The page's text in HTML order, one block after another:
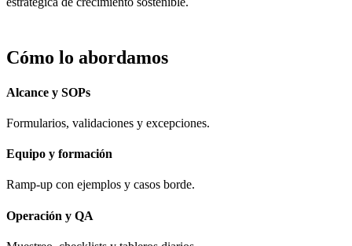
Cómo lo abordamos
Alcance y SOPs
Formularios, validaciones y excepciones.
Equipo y formación
Ramp-up con ejemplos y casos borde.
Operación y QA